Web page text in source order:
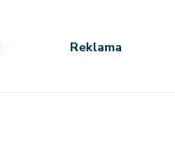
Reklama